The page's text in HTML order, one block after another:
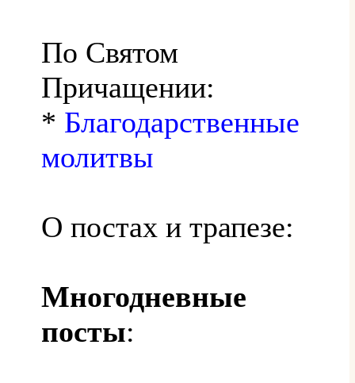
По Святом
Причащении:
* Благодарственные
молитвы
О постах и трапезе:
Многодневные
посты: